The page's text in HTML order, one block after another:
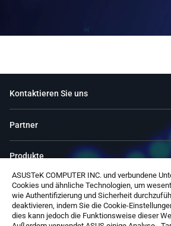
ASUSTeK COMPUTER INC. und verbundene
Cookies und ähnliche Technologien, um
wie Authentifizierung und Sicherheit
deaktivieren, indem Sie die Cookie-
dies kann jedoch die Funktionsweise dieser
Kontaktieren Sie uns
Partner
Produkte
Ressourcen
Service & Programme